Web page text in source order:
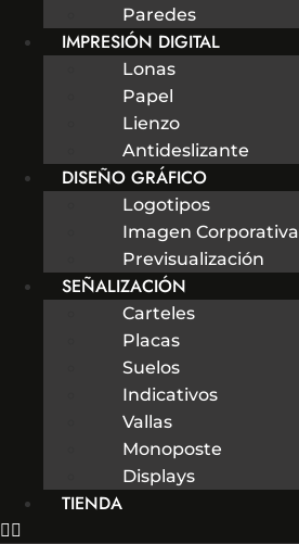
Paredes
IMPRESIÓN DIGITAL
Lonas
Papel
Lienzo
Antideslizante
DISEÑO GRÁFICO
Logotipos
Imagen Corporativa
Previsualización
SEÑALIZACIÓN
Carteles
Placas
Suelos
Indicativos
Vallas
Monoposte
Displays
TIENDA